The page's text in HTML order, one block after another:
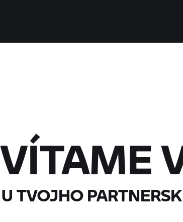
VÍTAME
U TVOJHO